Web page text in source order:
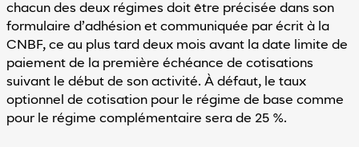
chacun des deux régimes doit être précisée dans son
formulaire d’adhésion et communiquée par écrit à la
CNBF, ce au plus tard deux mois avant la date limite de
paiement de la première échéance de cotisations
suivant le début de son activité. À défaut, le taux
optionnel de cotisation pour le régime de base comme
pour le régime complémentaire sera de 25 %.